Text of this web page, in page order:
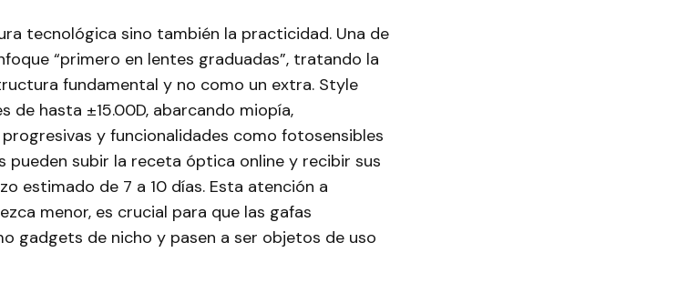
tecnológica sino también la practicidad. Una de
“primero en lentes graduadas”, tratando la
fundamental y no como un extra. Style
hasta ±15.00D, abarcando miopía,
y funcionalidades como fotosensibles
pueden subir la receta óptica online y recibir sus
estimado de 7 a 10 días. Esta atención a
menor, es crucial para que las gafas
gadgets de nicho y pasen a ser objetos de uso